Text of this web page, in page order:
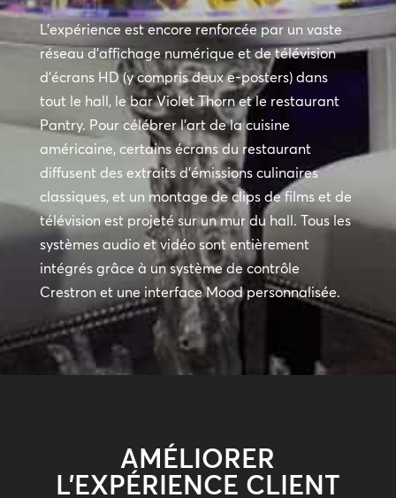
L’expérience est encore renforcée par un vaste
réseau d’affichage numérique et de télévision
d’écrans HD (y compris deux e-posters) dans
tout le hall, le bar Violet Thorn et le restaurant
Pantry. Pour célébrer l’art de la cuisine
américaine, certains écrans du restaurant
diffusent des extraits d’émissions culinaires
classiques, et un montage de clips de films et de
télévision est projeté sur un mur du hall. Tous les
systèmes audio et vidéo sont entièrement
intégrés grâce à un système de contrôle
Crestron et une interface Mood personnalisée.
AMÉLIORER
L’EXPÉRIENCE CLIENT